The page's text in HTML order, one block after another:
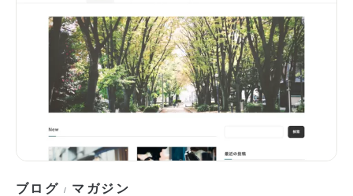
ブログ / マガジン